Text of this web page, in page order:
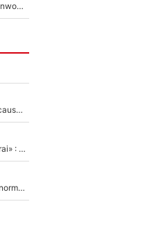
«La porte est ouverte pour tout le monde» : Mason Greenwood et Pierre-Emerick Aubameyang ont quitté l'OM, Amine Gouiri balance sur la suite du mercato et sur la réaction du vestiaire !
«Détester à vie», Stéphane Guy dans une embrouille à cause du PSG !
Mercato - OM - «Dès que je prends un club, je t’appellerai» : La promesse de Marcelino au moment de claquer la porte
Victime de racisme contre Murray, Kyrgios pousse un énorme coup de gueule !